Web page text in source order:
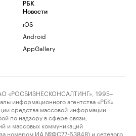
РБК
Новости
iOS
Android
AppGallery
«РОСБИЗНЕСКОНСАЛТИНГ», 1995–
информационного агентства «РБК»
средства массовой информации
по надзору в сфере связи,
и массовых коммуникаций
номером ИА №ФС77-63848) и сетевого